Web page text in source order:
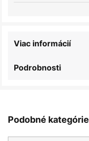
Podrobnosti
Viac informácií
Podobné kategórie